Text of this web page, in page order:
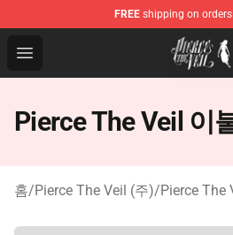
FREE shipping on
Open menu
Pierce The Veil Store -
Pierce The Veil 이
홈/Pierce The Veil (주)/Pierce The